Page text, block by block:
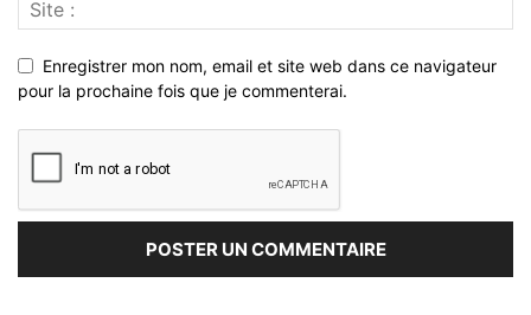
Enregistrer mon nom, email et site web dans ce navigateur
pour la prochaine fois que je commenterai.